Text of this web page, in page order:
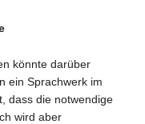
könnte darüber
ein Sprachwerk im
dass die notwendige
wird aber